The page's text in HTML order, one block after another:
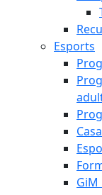
Esports